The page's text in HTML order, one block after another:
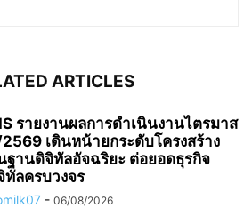
ARTICLES
รายงานผลการดำเนินงานไตรมาส
เดินหน้ายกระดับโครงสร้าง
ฐานดิจิทัลอัจฉริยะ ต่อยอดธุรกิจ
ทัลครบวงจร
- 06/08/2026